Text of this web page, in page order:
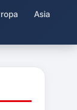
Asia